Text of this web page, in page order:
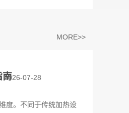
MORE>>
南
度。不同于传统加热设
2026-07-28